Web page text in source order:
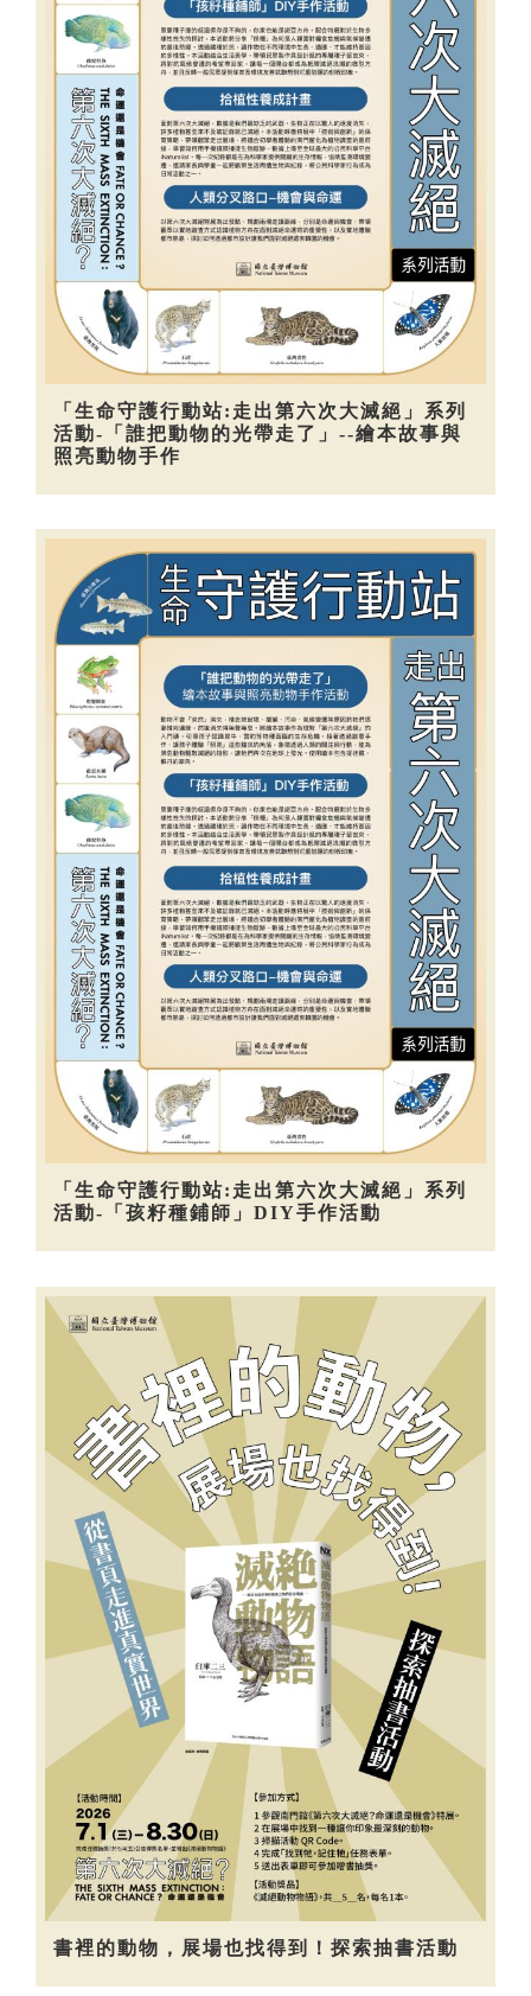
「生命守護行動站:走出第六次大滅絕」系列
活動-「誰把動物的光帶走了」--繪本故事與
照亮動物手作
「生命守護行動站:走出第六次大滅絕」系列
活動-「孩籽種鋪師」DIY手作活動
書裡的動物，展場也找得到！探索抽書活動